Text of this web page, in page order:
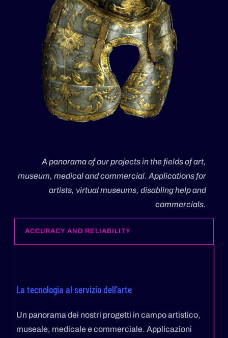
A panorama of our projects in the fields of art,
museum, medical and commercial. Applications for
artists, virtual museums, disabling help and
commercials.
ACCURACY AND RELIABILITY
La tecnologia al servizio dell’arte
Un panorama dei nostri progetti in campo artistico,
museale, medicale e commerciale. Applicazioni